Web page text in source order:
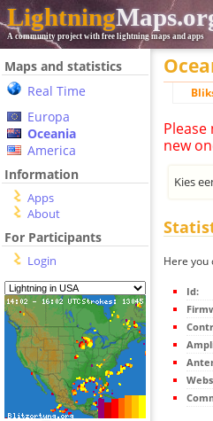
Lightning
A community project with free lightning maps and apps
Maps and statistics
Real Time
Europa
Oceania
America
Information
Apps
About
For Participants
Login
new
Kies
Here you
Id: